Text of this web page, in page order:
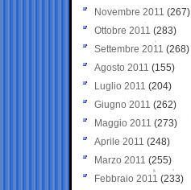
Novembre 2011 (267)
Ottobre 2011 (283)
Settembre 2011 (268)
Agosto 2011 (155)
Luglio 2011 (204)
Giugno 2011 (262)
Maggio 2011 (273)
Aprile 2011 (248)
Marzo 2011 (255)
Febbraio 2011 (233)